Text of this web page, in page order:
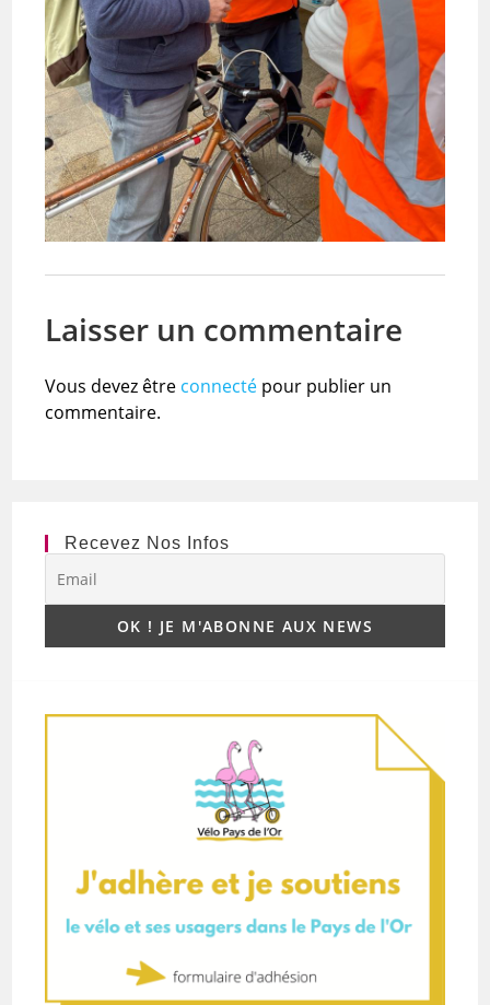
Laisser un commentaire
Vous devez être connecté pour publier un
commentaire.
Recevez Nos Infos